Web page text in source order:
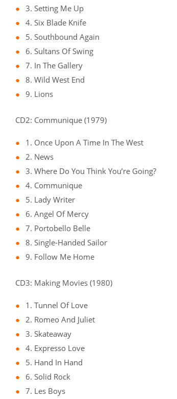
3. Setting Me Up
4. Six Blade Knife
5. Southbound Again
6. Sultans Of Swing
7. In The Gallery
8. Wild West End
9. Lions
CD2: Communique (1979)
1. Once Upon A Time In The West
2. News
3. Where Do You Think You’re Going?
4. Communique
5. Lady Writer
6. Angel Of Mercy
7. Portobello Belle
8. Single-Handed Sailor
9. Follow Me Home
CD3: Making Movies (1980)
1. Tunnel Of Love
2. Romeo And Juliet
3. Skateaway
4. Expresso Love
5. Hand In Hand
6. Solid Rock
7. Les Boys